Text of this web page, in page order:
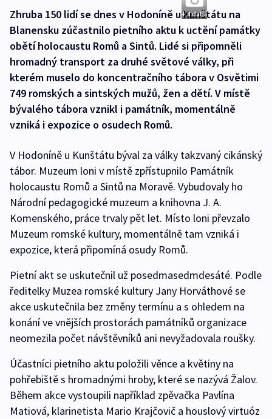
+ 3 další
Zhruba 150 lidí se dnes v Hodoníně u Kunštátu na
Blanensku zúčastnilo pietního aktu k uctění památky
obětí holocaustu Romů a Sintů. Lidé si připomněli
hromadný transport za druhé světové války, při
kterém muselo do koncentračního tábora v Osvětimi
749 romských a sintských mužů, žen a dětí. V místě
bývalého tábora vznikl i památník, momentálně
vzniká i expozice o osudech Romů.
V Hodoníně u Kunštátu býval za války takzvaný cikánský
tábor. Muzeum loni v místě zpřístupnilo Památník
holocaustu Romů a Sintů na Moravě. Vybudovaly ho
Národní pedagogické muzeum a knihovna J. A.
Komenského, práce trvaly pět let. Místo loni převzalo
Muzeum romské kultury, momentálně tam vzniká i
expozice, která připomíná osudy Romů.
Pietní akt se uskutečnil už posedmasedmdesáté. Podle
ředitelky Muzea romské kultury Jany Horváthové se
akce uskutečnila bez změny termínu a s ohledem na
konání ve vnějších prostorách památníků organizace
neomezila počet návštěvníků ani nevyžadovala roušky.
Účastníci pietního aktu položili věnce a květiny na
pohřebiště s hromadnými hroby, které se nazývá Žalov.
Během akce vystoupili například zpěvačka Pavlína
Matiová, klarinetista Mario Krajčovič a houslový virtuóz